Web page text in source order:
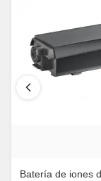
Batería de iones